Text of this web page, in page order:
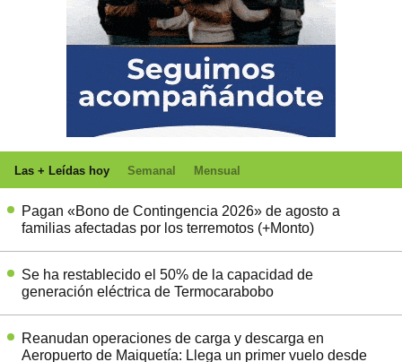
Las + Leídas hoy Semanal Mensual
Pagan «Bono de Contingencia 2026» de agosto a
familias afectadas por los terremotos (+Monto)
Se ha restablecido el 50% de la capacidad de
generación eléctrica de Termocarabobo
Reanudan operaciones de carga y descarga en
Aeropuerto de Maiquetía: Llega un primer vuelo desde